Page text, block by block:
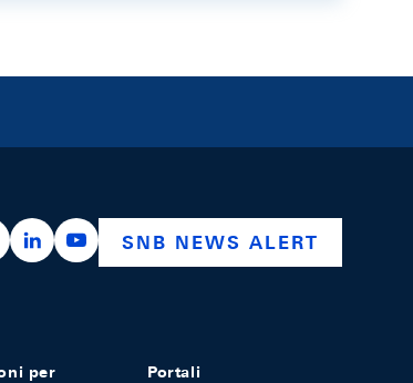
https://x.com/snb_bns
https://ch.linkedin.com/company/swiss-
https://www.youtube.com/
SNB NEWS ALERT
per Portali